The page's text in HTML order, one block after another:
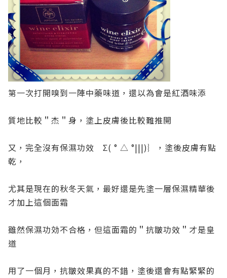
第一次打開嗅到一陣中藥味道，還以為會是紅酒味添
質地比較＂杰＂身，塗上皮膚後比較難推開
又，完全沒有保濕功效 Σ( ° △ °|||)︴，塗後皮膚有點
乾，
尤其是現在的秋冬天氣，最好還是先塗一層保濕精華後
才加上這個面霜
雖然保濕功効不合格，但這面霜的＂抗皺功效＂才是皇
道
用了一個月，抗皺效果真的不錯，塗後還會有點緊緊的